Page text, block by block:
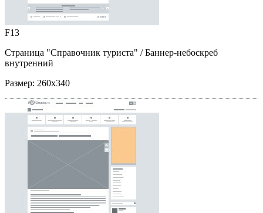
F13
Страница "Справочник туриста" / Баннер-небоскреб
внутренний
Размер: 260x340